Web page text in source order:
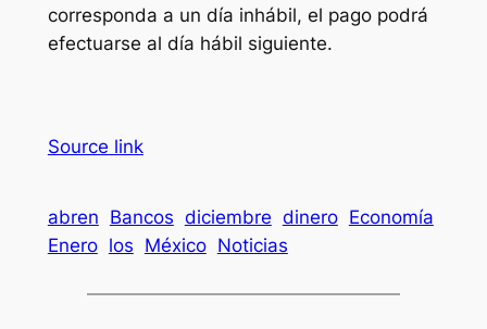
corresponda a un día inhábil, el pago podrá
efectuarse al día hábil siguiente.
Source link
abren Bancos diciembre dinero Economía
Enero los México Noticias